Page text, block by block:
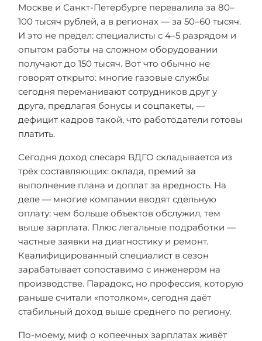
Москве и Санкт-Петербурге перевалила за 80–
100 тысяч рублей, а в регионах — за 50–60 тысяч.
И это не предел: специалисты с 4–5 разрядом и
опытом работы на сложном оборудовании
получают до 150 тысяч. Вот что обычно не
говорят открыто: многие газовые службы
сегодня переманивают сотрудников друг у
друга, предлагая бонусы и соцпакеты, —
дефицит кадров такой, что работодатели готовы
платить.
Сегодня доход слесаря ВДГО складывается из
трёх составляющих: оклада, премий за
выполнение плана и доплат за вредность. На
деле — многие компании вводят сдельную
оплату: чем больше объектов обслужил, тем
выше зарплата. Плюс легальные подработки —
частные заявки на диагностику и ремонт.
Квалифицированный специалист в сезон
зарабатывает сопоставимо с инженером на
производстве. Парадокс, но профессия, которую
раньше считали «потолком», сегодня даёт
стабильный доход выше среднего по региону.
По-моему, миф о копеечных зарплатах живёт